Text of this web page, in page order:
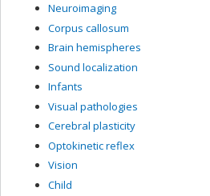
Neuroimaging
Corpus callosum
Brain hemispheres
Sound localization
Infants
Visual pathologies
Cerebral plasticity
Optokinetic reflex
Vision
Child